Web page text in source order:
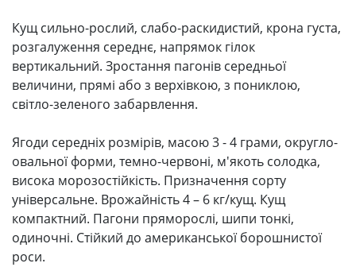
Кущ сильно-рослий, слабо-раскидистий, крона густа,
розгалуження середнє, напрямок гілок
вертикальний. Зростання пагонів середньої
величини, прямі або з верхівкою, з пониклою,
світло-зеленого забарвлення.
Ягоди середніх розмірів, масою 3 - 4 грами, округло-
овальної форми, темно-червоні, м'якоть солодка,
висока морозостійкість. Призначення сорту
універсальне. Врожайність 4 – 6 кг/кущ. Кущ
компактний. Пагони пряморослі, шипи тонкі,
одиночні. Стійкий до американської борошнистої
роси.